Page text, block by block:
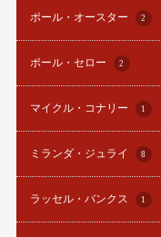
ポール・オースター 2
ポール・セロー 2
マイクル・コナリー 1
ミランダ・ジュライ 8
ラッセル・バンクス 1